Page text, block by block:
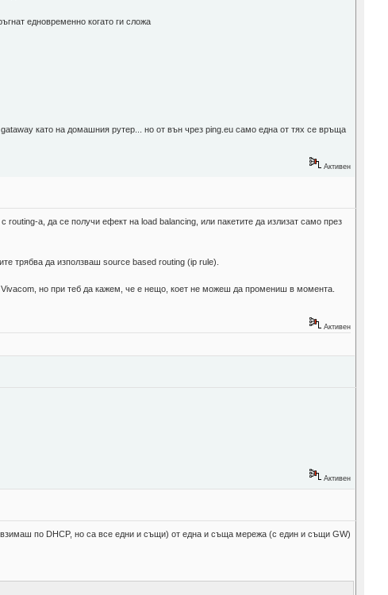
едновременно когато ги сложа
като на домашния рутер... но от вън чрез ping.eu само една от тях се връща
Активен
a, да се получи ефект на load balancing, или пакетите да излизат само през
трябва да използваш source based routing (ip rule).
но при теб да кажем, че е нещо, коет не можеш да промениш в момента.
Активен
Активен
по DHCP, но са все едни и същи) от една и съща мережа (с един и същи GW)